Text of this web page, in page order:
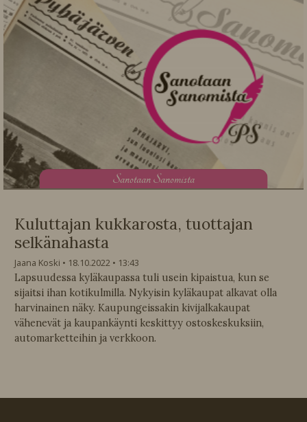
Sanotaan Sanomista
Kuluttajan kukkarosta, tuottajan
selkänahasta
Jaana Koski 18.10.2022
13:43
Lapsuudessa kyläkaupassa tuli usein kipaistua, kun se
sijaitsi ihan kotikulmilla. Nykyisin kyläkaupat alkavat olla
harvinainen näky. Kaupungeissakin kivijalkakaupat
vähenevät ja kaupankäynti keskittyy ostoskeskuksiin,
automarketteihin ja verkkoon.